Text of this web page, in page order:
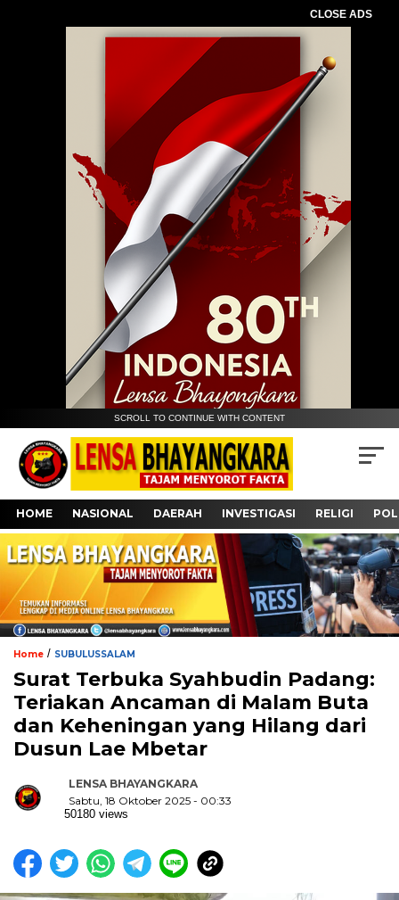
CLOSE ADS
SCROLL TO CONTINUE WITH CONTENT
HOME NASIONAL DAERAH INVESTIGASI RELIGI
Home / SUBULUSSALAM
Surat Terbuka Syahbudin Padang:
Teriakan Ancaman di Malam Buta
dan Keheningan yang Hilang dari
Dusun Lae Mbetar
LENSA BHAYANGKARA
Sabtu, 18 Oktober 2025 - 00:33
50180 views